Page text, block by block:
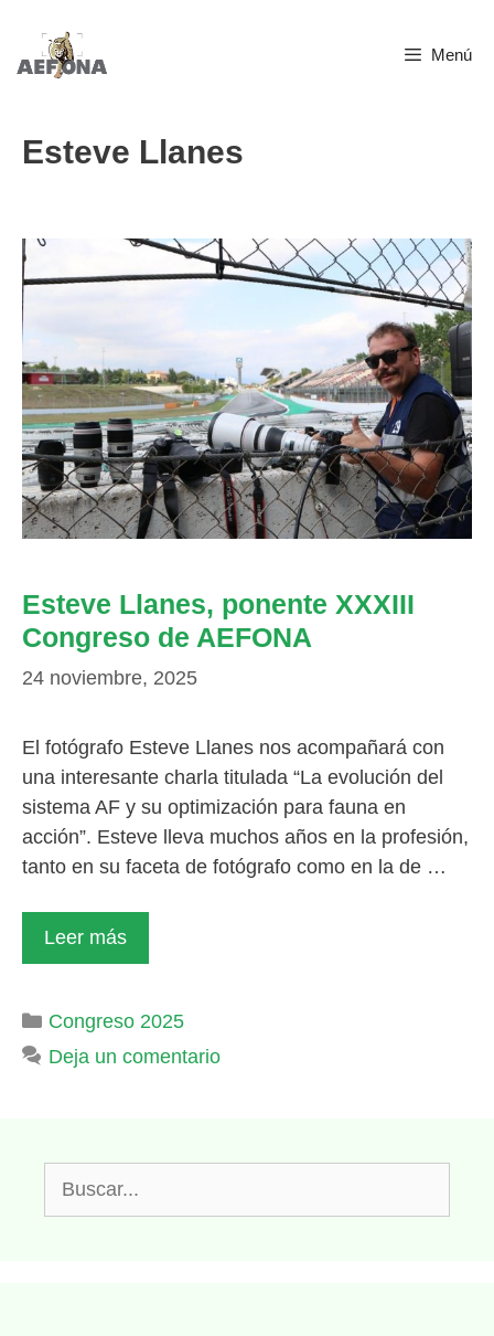
Saltar
Menú
Esteve Llanes
Esteve Llanes, ponente XXXIII
Congreso de AEFONA
24 noviembre, 2025
El fotógrafo Esteve Llanes nos acompañará con
una interesante charla titulada “La evolución del
sistema AF y su optimización para fauna en
acción”. Esteve lleva muchos años en la profesión,
tanto en su faceta de fotógrafo como en la de …
Leer más
Categorías
Congreso 2025
Deja un comentario